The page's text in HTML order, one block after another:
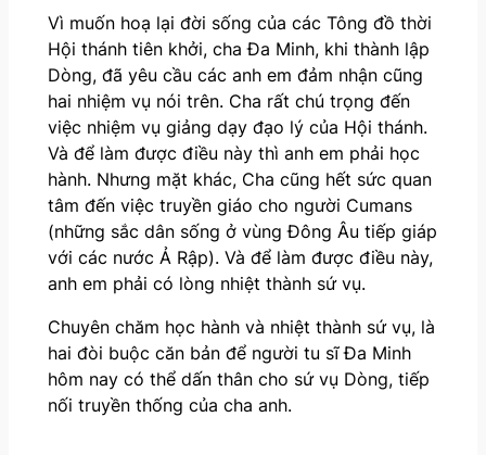
Vì muốn hoạ lại đời sống của các Tông đồ thời
Hội thánh tiên khởi, cha Đa Minh, khi thành lập
Dòng, đã yêu cầu các anh em đảm nhận cũng
hai nhiệm vụ nói trên. Cha rất chú trọng đến
việc nhiệm vụ giảng dạy đạo lý của Hội thánh.
Và để làm được điều này thì anh em phải học
hành. Nhưng mặt khác, Cha cũng hết sức quan
tâm đến việc truyền giáo cho người Cumans
(những sắc dân sống ở vùng Đông Âu tiếp giáp
với các nước Ả Rập). Và để làm được điều này,
anh em phải có lòng nhiệt thành sứ vụ.
Chuyên chăm học hành và nhiệt thành sứ vụ, là
hai đòi buộc căn bản để người tu sĩ Đa Minh
hôm nay có thể dấn thân cho sứ vụ Dòng, tiếp
nối truyền thống của cha anh.